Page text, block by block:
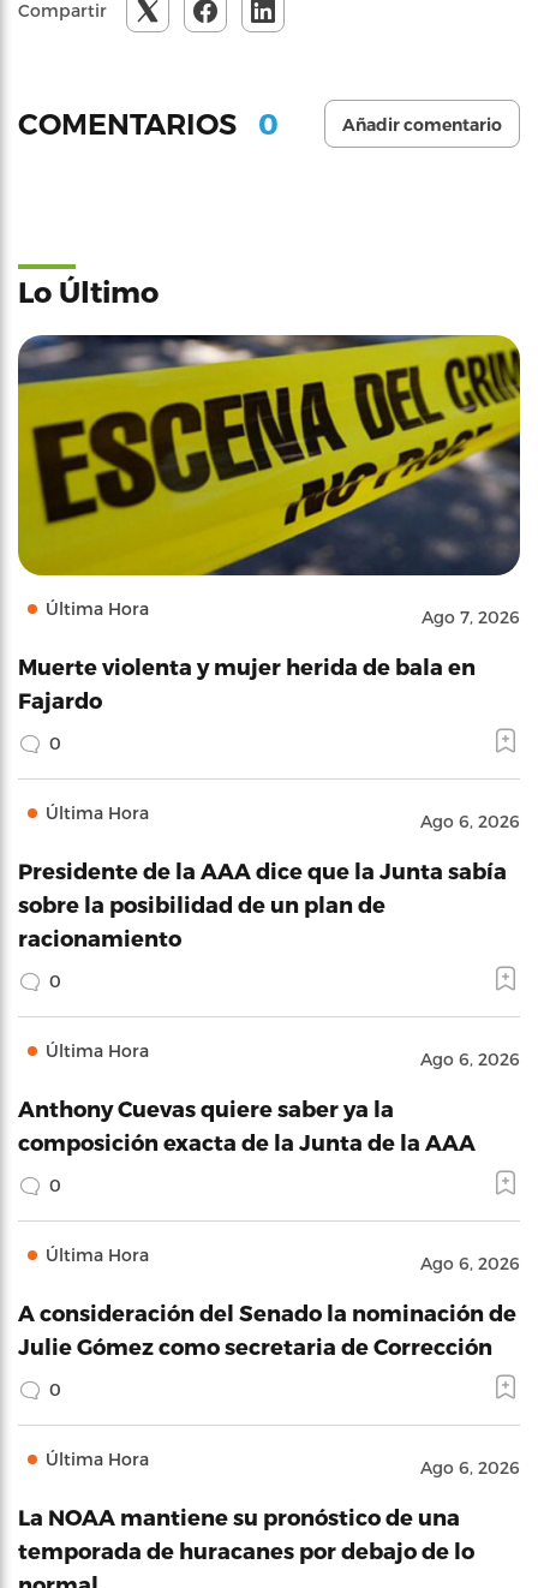
Compartir
COMENTARIOS 0 Añadir comentario
Lo Último
Última Hora Ago 7, 2026
Muerte violenta y mujer herida de bala en
Fajardo
0
Última Hora Ago 6, 2026
Presidente de la AAA dice que la Junta sabía
sobre la posibilidad de un plan de
racionamiento
0
Última Hora Ago 6, 2026
Anthony Cuevas quiere saber ya la
composición exacta de la Junta de la AAA
0
Última Hora Ago 6, 2026
A consideración del Senado la nominación de
Julie Gómez como secretaria de Corrección
0
Última Hora Ago 6, 2026
La NOAA mantiene su pronóstico de una
temporada de huracanes por debajo de lo